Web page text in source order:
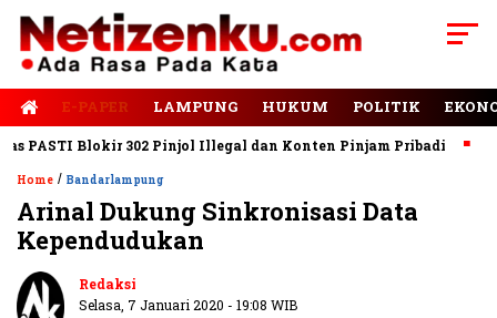
E-PAPER LAMPUNG HUKUM POLITIK
Blokir 302 Pinjol Illegal dan Konten Pinjam Pribadi
Home / Bandarlampung
Arinal Dukung Sinkronisasi Data
Kependudukan
Redaksi
Selasa, 7 Januari 2020 - 19:08 WIB